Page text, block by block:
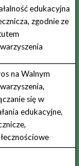
edukacyjna
zgodnie ze
na Walnym
się w
edukacyjne,